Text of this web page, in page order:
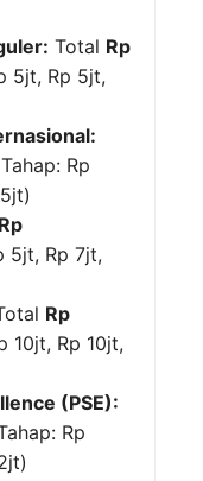
Total Rp
5jt, Rp 5jt,
Rp
Rp
5jt, Rp 7jt,
Rp
10jt, Rp 10jt,
(PSE):
Rp